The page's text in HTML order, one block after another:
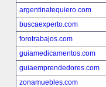
argentinatequiero.com
buscaexperto.com
forotrabajos.com
guiamedicamentos.com
guiaemprendedores.com
zonamuebles.com